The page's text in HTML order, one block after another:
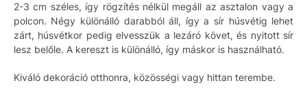
2-3 cm széles, így rögzítés nélkül megáll az asztalon vagy a
polcon. Négy különálló darabból áll, így a sír húsvétig lehet
zárt, húsvétkor pedig elvesszük a lezáró követ, és nyitott sír
lesz belőle. A kereszt is különálló, így máskor is használható.
Kiváló dekoráció otthonra, közösségi vagy hittan terembe.